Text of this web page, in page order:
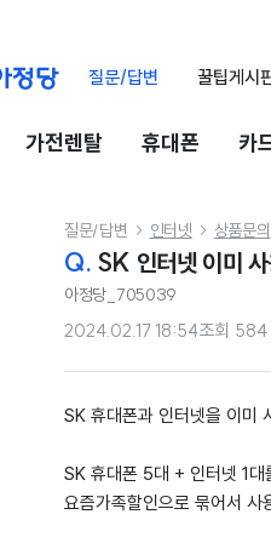
질문/답변 꿀팁게시
가전렌탈 휴대폰 카
질문/답변  인터넷  상품문의
Q. SK 인터넷 이미
아정당_705039
2024.02.17 18:54조회 584
SK 휴대폰과 인터넷을 이미
SK 휴대폰 5대 + 인터넷 1대
요즘가족할인으로 묶어서 사